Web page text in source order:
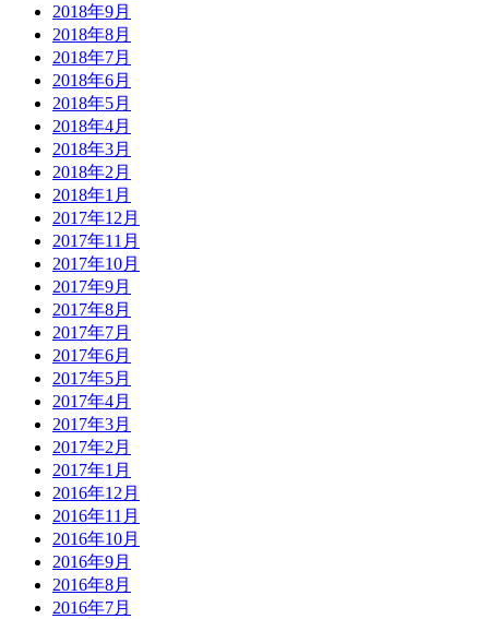
2018年9月
2018年8月
2018年7月
2018年6月
2018年5月
2018年4月
2018年3月
2018年2月
2018年1月
2017年12月
2017年11月
2017年10月
2017年9月
2017年8月
2017年7月
2017年6月
2017年5月
2017年4月
2017年3月
2017年2月
2017年1月
2016年12月
2016年11月
2016年10月
2016年9月
2016年8月
2016年7月